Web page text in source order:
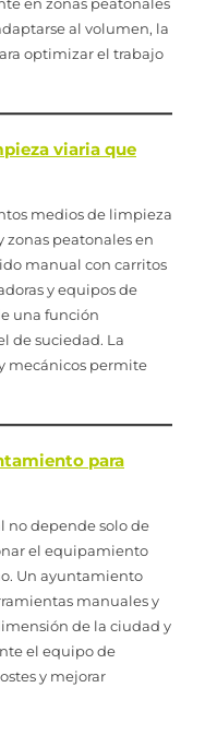
al volumen, la
optimizar el trabajo
viaria que
medios de limpieza
zonas peatonales en
manual con carritos
y equipos de
una función
de suciedad. La
mecánicos permite
para
no depende solo de
el equipamiento
Un ayuntamiento
manuales y
de la ciudad y
el equipo de
y mejorar